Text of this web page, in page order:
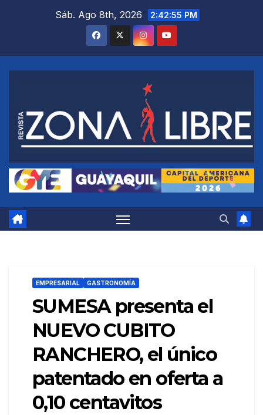
Sáb. Ago 8th, 2026 2:42:56 PM
EMPRESARIAL GASTRONOMÍA
SUMESA presenta el
NUEVO CUBITO
RANCHERO, el único
patentado en oferta a
0,10 centavitos